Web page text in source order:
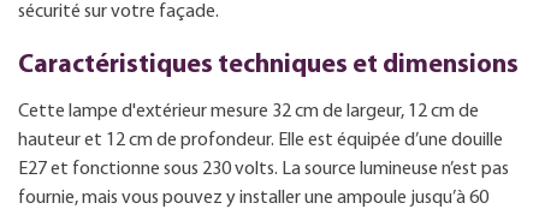
sécurité sur votre façade.
Caractéristiques techniques et dimensions
Cette lampe d'extérieur mesure 32 cm de largeur, 12 cm de
hauteur et 12 cm de profondeur. Elle est équipée d’une douille
E27 et fonctionne sous 230 volts. La source lumineuse n’est pas
fournie, mais vous pouvez y installer une ampoule jusqu’à 60